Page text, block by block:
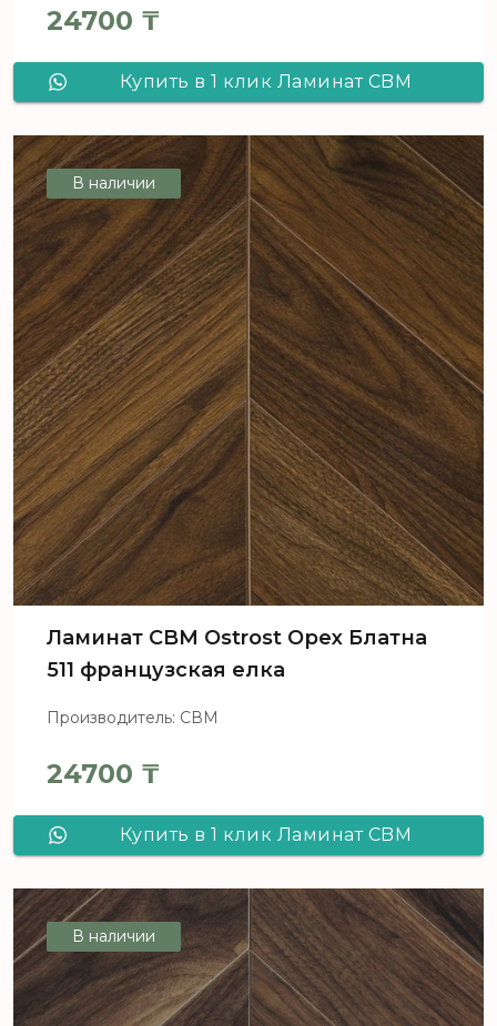
24700 ₸
Купить в 1 клик Ламинат CBM
елка
В наличии
Ламинат CBM Ostrost Орех Блатна
511 французская елка
Производитель: СВМ
24700 ₸
Купить в 1 клик Ламинат CBM
елка
В наличии